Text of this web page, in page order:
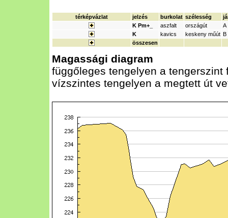
térképvázlat jelzés burkolat szélesség
K Pm+_
aszfalt országút
A
K
kavics keskeny műút B
összesen
Magassági diagram
függőleges tengelyen a tengerszint
vízszintes tengelyen a megtett út